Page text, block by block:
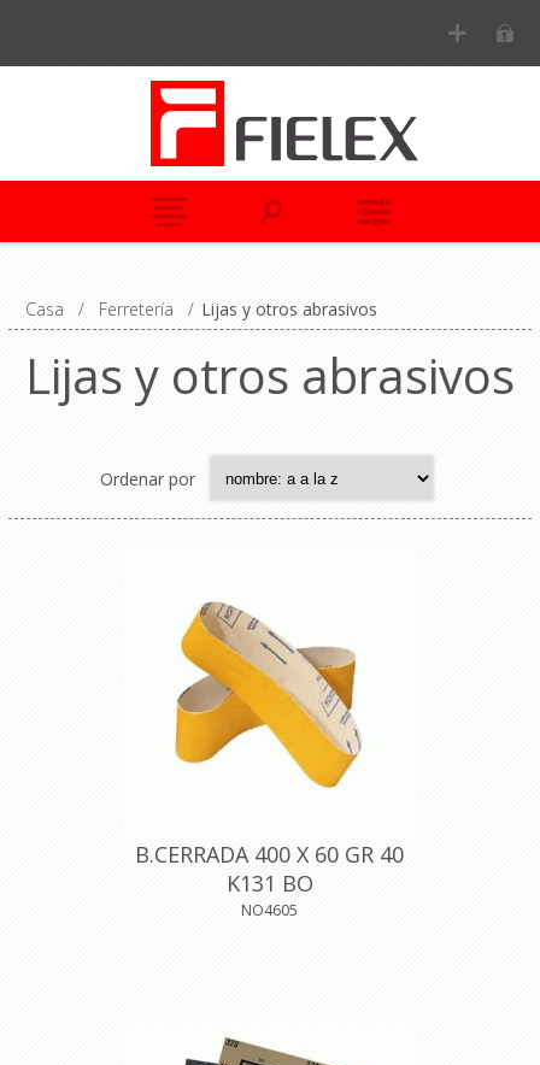
Casa / Ferretería / Lijas y otros abrasivos
Lijas y otros abrasivos
Ordenar por
B.CERRADA 400 X 60 GR 40
K131 BO
NO4605